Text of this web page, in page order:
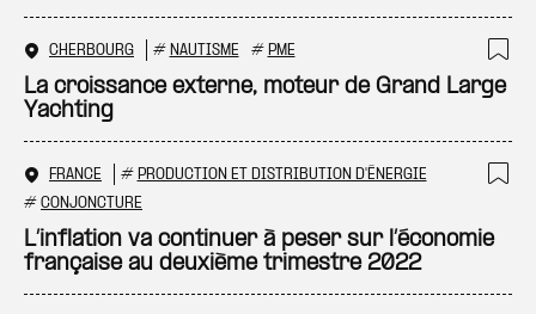
CHERBOURG # NAUTISME # PME
La croissance externe, moteur de Grand Large
Yachting
FRANCE # PRODUCTION ET DISTRIBUTION D'ÉNERGIE
# CONJONCTURE
L’inflation va continuer à peser sur l’économie
française au deuxième trimestre 2022